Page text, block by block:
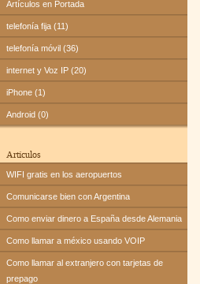
Artículos en Portada
telefonía fija (11)
telefonía móvil (36)
internet y Voz IP (20)
iPhone (1)
Android (0)
Artículos
WIFI gratis en los aeropuertos
Comunicarse bien con Argentina
Como enviar dinero a España desde Alemania
Como llamar a méxico usando VOIP
Como llamar al extranjero con tarjetas de
prepago